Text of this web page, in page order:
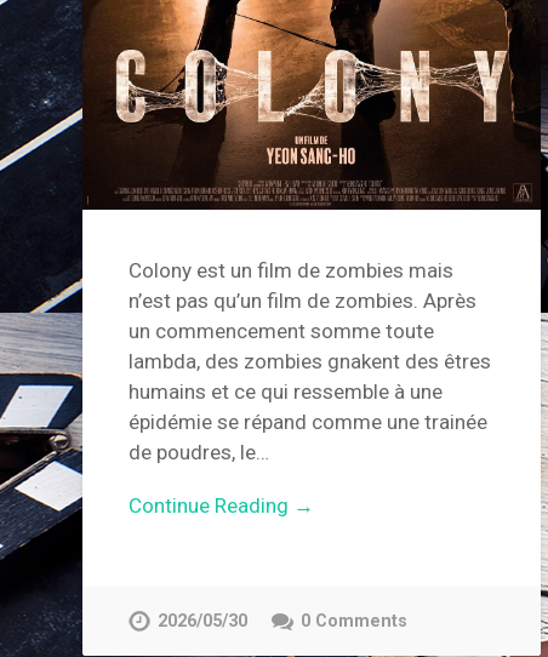
Colony est un film de zombies mais
n’est pas qu’un film de zombies. Après
un commencement somme toute
lambda, des zombies gnakent des êtres
humains et ce qui ressemble à une
épidémie se répand comme une trainée
de poudres, le…
Continue Reading →
2026/05/30 0 Comments